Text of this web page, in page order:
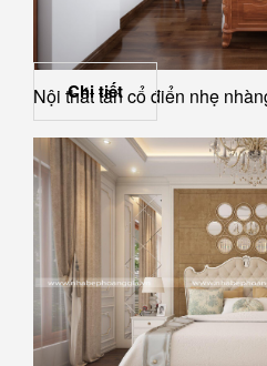
Nội thất tân cổ điển nhẹ
Chi tiết